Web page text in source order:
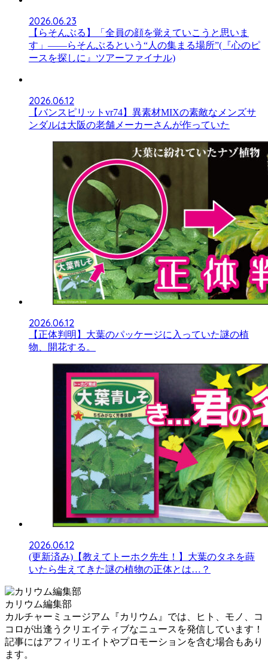
2026.06.23
【らそんぶる】「全員の顔を覚えていこうと思いま
す」――らそんぶるという“人の集まる場所”(『心のピ
ースを探しに』ツアーファイナル)
2026.06.12
【バンスピリットvr74】異素材MIXの素敵なメンズサ
ンダルは大阪の老舗メーカーさんが作っていた
2026.06.12
【正体判明】大葉のパッケージに入っていた謎の植
物、開花する。
2026.06.12
(更新済み)【教えてトーホク先生！】大葉のタネを蒔
いたら生えてきた謎の植物の正体とは…？
カリウム編集部
カルチャーミュージアム『カリウム』では、ヒト、モノ、コ
コロが出逢うクリエイティブなニュースを発信しています！
記事にはアフィリエイトやプロモーションを含む場合もあり
ます。